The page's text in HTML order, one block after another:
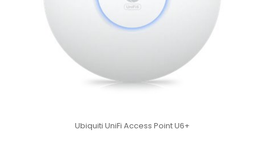
Ubiquiti UniFi Access Point U6+